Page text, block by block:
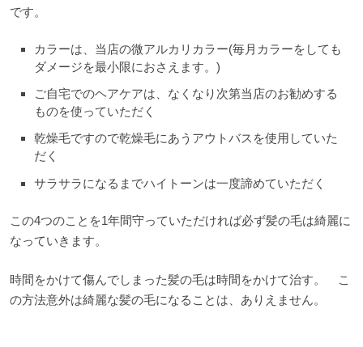
です。
カラーは、当店の微アルカリカラー(毎月カラーをしても
ダメージを最小限におさえます。)
ご自宅でのヘアケアは、なくなり次第当店のお勧めする
ものを使っていただく
乾燥毛ですので乾燥毛にあうアウトバスを使用していた
だく
サラサラになるまでハイトーンは一度諦めていただく
この4つのことを1年間守っていただければ必ず髪の毛は綺麗に
なっていきます。
時間をかけて傷んでしまった髪の毛は時間をかけて治す。 こ
の方法意外は綺麗な髪の毛になることは、ありえません。